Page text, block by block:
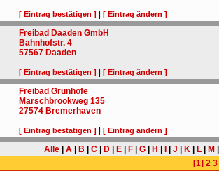
[ Eintrag bestätigen ] |[ Eintrag ändern ]
Freibad Daaden GmbH
Bahnhofstr. 4
57567 Daaden
[ Eintrag bestätigen ] |[ Eintrag ändern ]
Freibad Grünhöfe
Marschbrookweg 135
27574 Bremerhaven
[ Eintrag bestätigen ] |[ Eintrag ändern ]
Alle A B C D E F G H J K L M
[1] 2 3